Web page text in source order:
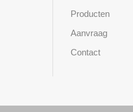
Producten
Aanvraag
Contact